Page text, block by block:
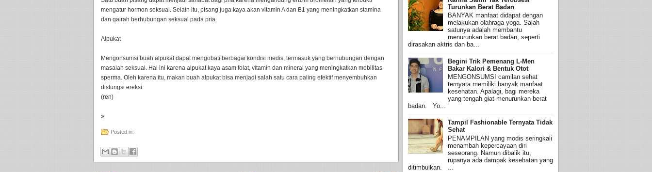
mengatur hormon seksual. Selain itu, pisang juga kaya akan vitamin A dan B1 yang meningkatkan stamina
dan gairah berhubungan seksual pada pria.
Alpukat
Mengonsumsi buah alpukat dapat mengobati berbagai kondisi medis, termasuk yang berhubungan dengan
masalah seksual. Hal ini karena alpukat kaya asam folat, vitamin dan mineral yang meningkatkan mobilitas
sperma. Oleh karena itu, makan buah alpukat bisa menjadi salah satu cara paling efektif menyembuhkan
disfungsi ereksi.
(ren)
»
Posted in:
Turunkan Berat Badan
BANYAK manfaat didapat dengan
melakukan olahraga yoga. Salah
satunya adalah membantu
menurunkan berat badan, seperti
dirasakan aktris dan ba...
Begini Trik Pemenang L-Men
Bakar Kalori & Bentuk Otot
MENGONSUMSI camilan sehat
ternyata memiliki banyak manfaat
kesehatan. Apalagi, bagi mereka
yang tengah giat menurunkan berat
badan. Yo...
Tampil Fashionable Ternyata Tidak
Sehat
PENAMPILAN yang modis seringkali
menambah kepercayaan diri
seseorang. Namun dibalik itu,
rupanya ada dampak kesehatan yang
ditimbulkan. ...